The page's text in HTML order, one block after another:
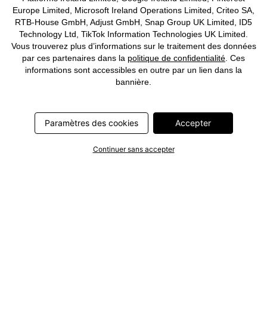
Europe Limited, Microsoft Ireland Operations Limited, Criteo SA,
RTB-House GmbH, Adjust GmbH, Snap Group UK Limited, ID5
Technology Ltd, TikTok Information Technologies UK Limited.
Vous trouverez plus d’informations sur le traitement des données
par ces partenaires dans la politique de confidentialité . Ces
informations sont accessibles en outre par un lien dans la
bannière.
Paramètres des cookies Accepter
Continuer sans accepter